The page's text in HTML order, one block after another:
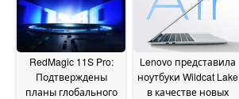
RedMagic 11S Pro:
Подтверждены
планы глобального
Lenovo представила
ноутбуки Wildcat Lake
в качестве новых